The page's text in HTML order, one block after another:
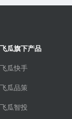
飞瓜旗下产品
飞瓜快手
飞瓜品策
飞瓜智投